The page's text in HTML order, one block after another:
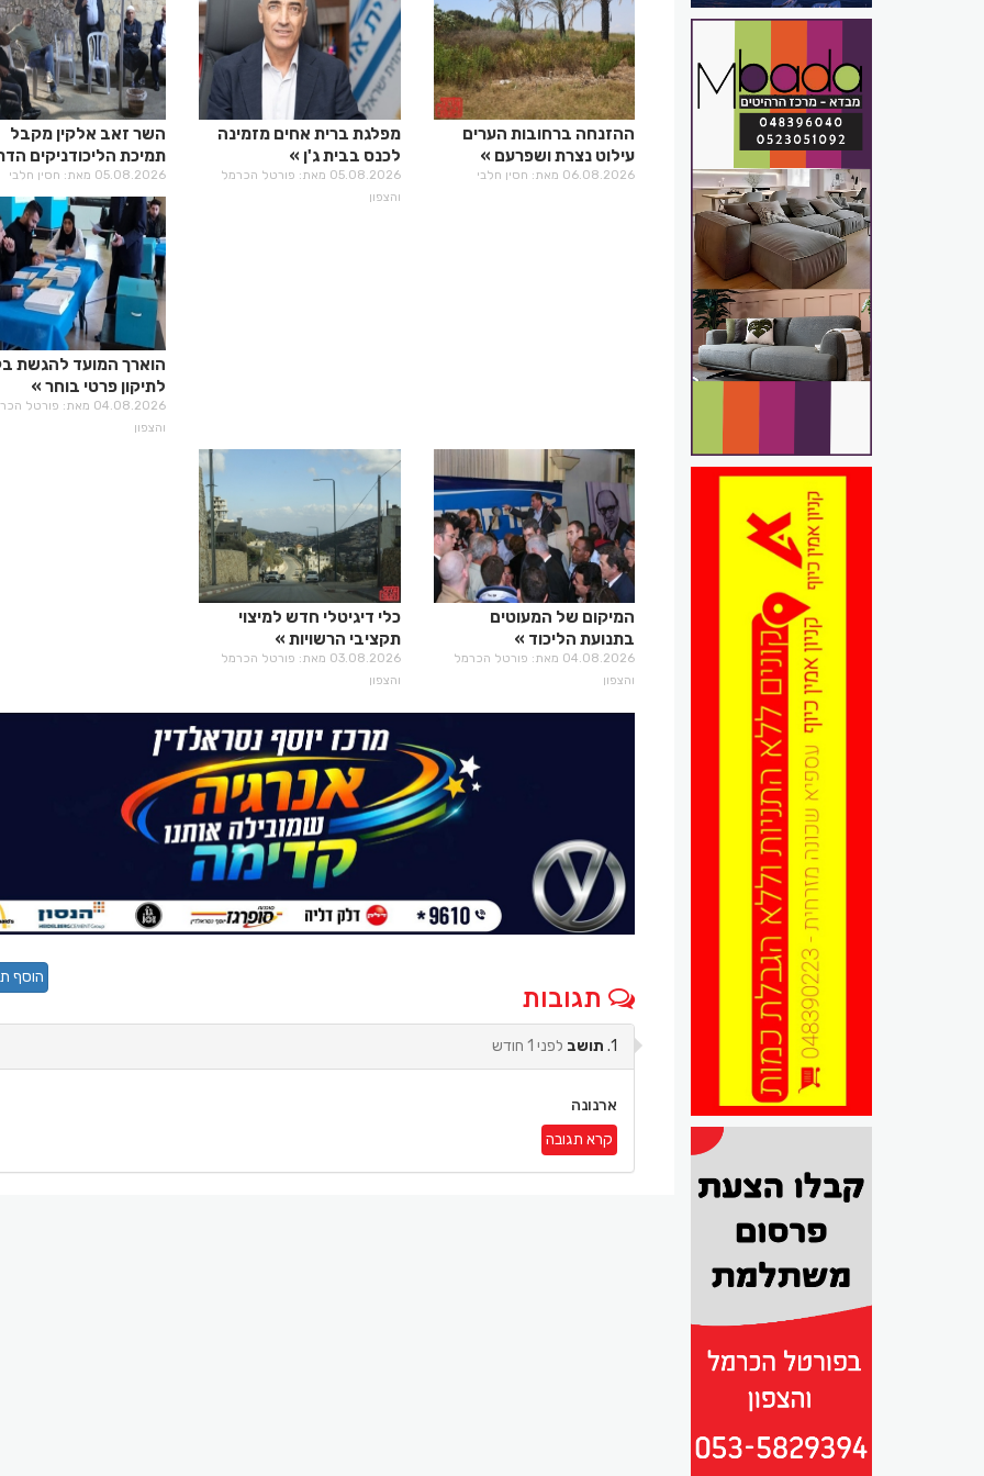
ההזנחה ברחובות הערים
עילוט נצרת ושפרעם
06.08.2026 מאת: חסין חלבי
מפלגת ברית אחים מזמינה
לכנס בבית ג'ן
05.08.2026 מאת: פורטל הכרמל
והצפון
השר זאב אלקין מקבל
תמיכת הליכודניקים
05.08.2026 מאת: חסין חלבי
הוארך המועד להגשת
לתיקון פרטי בוחר
04.08.2026 מאת: פורטל
והצפון
המיקום של המעוטים
בתנועת הליכוד
04.08.2026 מאת: פורטל הכרמל
והצפון
כלי דיגיטלי חדש למיצוי
תקציבי הרשויות
03.08.2026 מאת: פורטל הכרמל
והצפון
תגובות
הוסף
1. תושב לפני 1 חודש
ארנונה
קרא תגובה